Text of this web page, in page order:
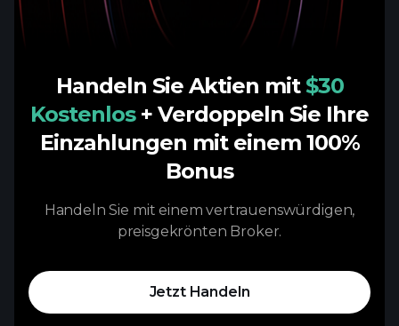
Handeln Sie Aktien mit $30
Kostenlos + Verdoppeln Sie Ihre
Einzahlungen mit einem 100%
Bonus
Handeln Sie mit einem vertrauenswürdigen,
preisgekrönten Broker.
Jetzt Handeln